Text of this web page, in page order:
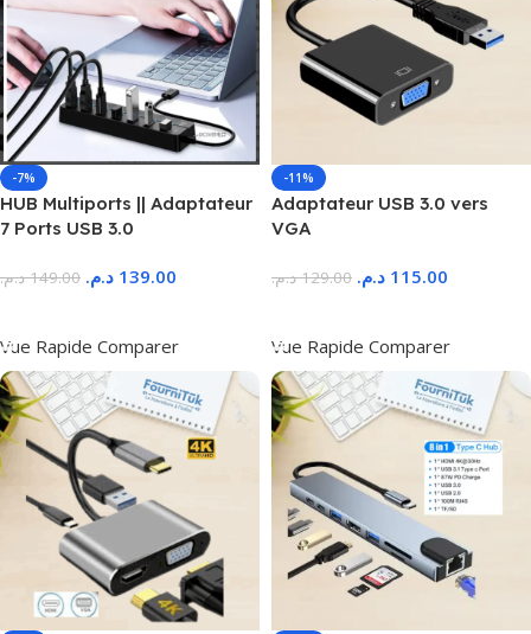
-7%
HUB Multiports || Adaptateur
7 Ports USB 3.0
149.00 د.م. 139.00 د.م.
Vue Rapide Comparer
-11%
Adaptateur USB 3.0 vers
VGA
129.00 د.م. 115.00 د.م.
Vue Rapide Comparer